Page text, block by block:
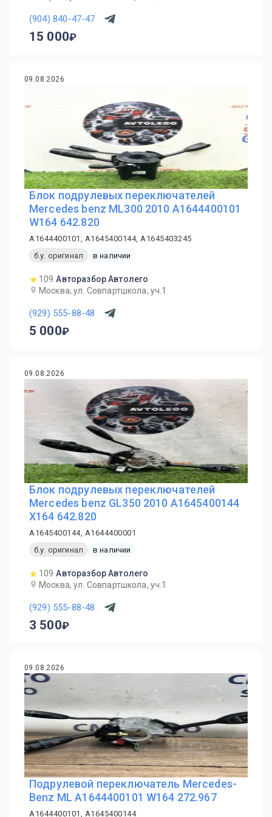
(904) 840-47-47
15 000
09.08.2026
Блок подрулевых переключателей
Mercedes benz ML300 2010 A1644400101
W164 642.820
A1644400101, A1645400144, A1645403245
б.у. оригинал
в наличии
109 Авторазбор Автолего
Москва, ул. Совпартшкола, уч.1
(929) 555-88-48
5 000
09.08.2026
Блок подрулевых переключателей
Mercedes benz GL350 2010 A1645400144
X164 642.820
A1645400144, A1644400001
б.у. оригинал
в наличии
109 Авторазбор Автолего
Москва, ул. Совпартшкола, уч.1
(929) 555-88-48
3 500
09.08.2026
Подрулевой переключатель Mercedes-
Benz ML A1644400101 W164 272.967
A1644400101, A1645400144